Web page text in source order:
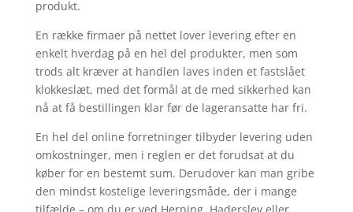
produkt.
En række firmaer på nettet lover levering efter en
enkelt hverdag på en hel del produkter, men som
trods alt kræver at handlen laves inden et fastslået
klokkeslæt, med det formål at de med sikkerhed kan
nå at få bestillingen klar før de lageransatte har fri.
En hel del online forretninger tilbyder levering uden
omkostninger, men i reglen er det forudsat at du
køber for en bestemt sum. Derudover kan man gribe
den mindst kostelige leveringsmåde, der i mange